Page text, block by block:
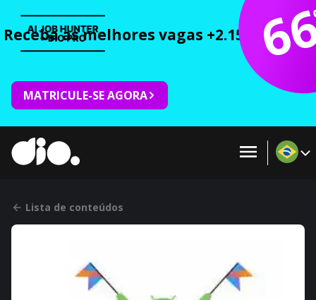
Receba as melhores vagas +2.150 cursos
MATRICULE-SE AGORA
Lista de conteúdos